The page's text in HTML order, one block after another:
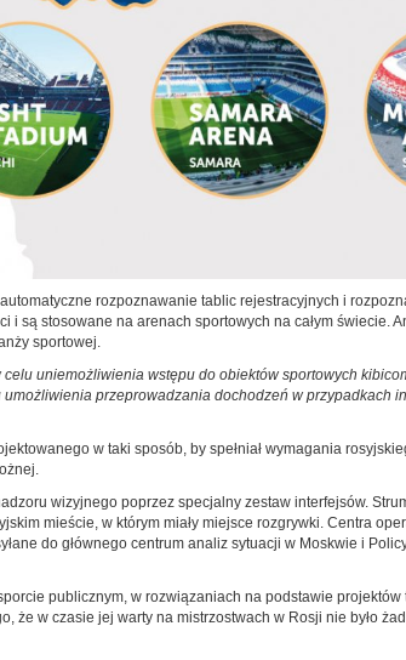
rozpoznawanie tablic rejestracyjnych i
stosowane na arenach sportowych na całym świecie.
sportowej.
uniemożliwienia wstępu do obiektów sportowych
przeprowadzania dochodzeń w przypadkach
w taki sposób, by spełniał wymagania
wizyjnego poprzez specjalny zestaw interfejsów.
mieście, w którym miały miejsce rozgrywki. Centra
do głównego centrum analiz sytuacji w Moskwie i
publicznym, w rozwiązaniach na podstawie
w czasie jej warty na mistrzostwach w Rosji nie było